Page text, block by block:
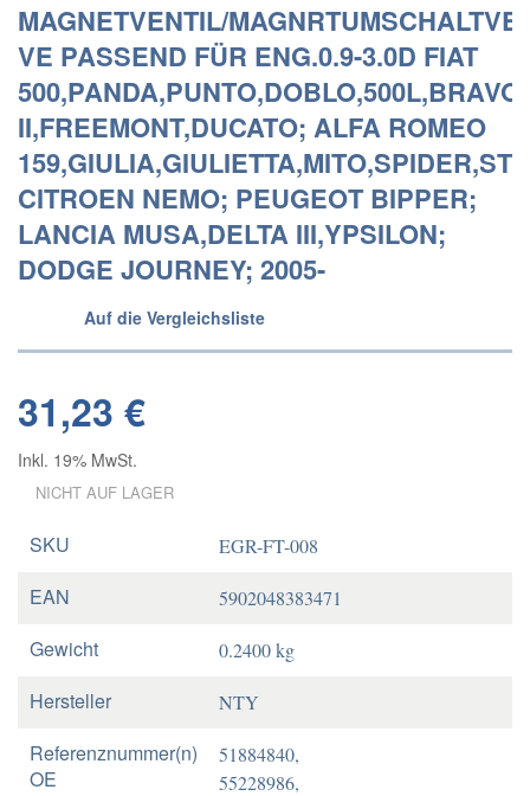
MAGNETVENTIL/
VE PASSEND FÜR ENG.0.9-3.0D FIAT
500,PANDA,PUNTO,DOBLO,500L,BRAVO
II,FREEMONT,DUCATO; ALFA ROMEO
CITROEN NEMO; PEUGEOT BIPPER;
LANCIA MUSA,DELTA III,YPSILON;
DODGE JOURNEY; 2005-
Auf die Vergleichsliste
31,23 €
Inkl. 19% MwSt.
NICHT AUF LAGER
SKU EGR-FT-008
EAN 5902048383471
Gewicht 0.2400 kg
Hersteller NTY
Referenznummer(n)
OE
51884840,
55228986,